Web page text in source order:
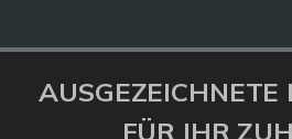
AUSGEZEICHNETE
FÜR IHR